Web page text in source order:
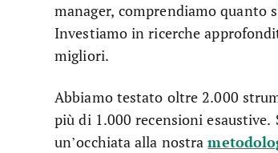
manager, comprendiamo quanto
Investiamo in ricerche
migliori.
Abbiamo testato oltre 2.000
più di 1.000 recensioni esaustive.
un’occhiata alla nostra